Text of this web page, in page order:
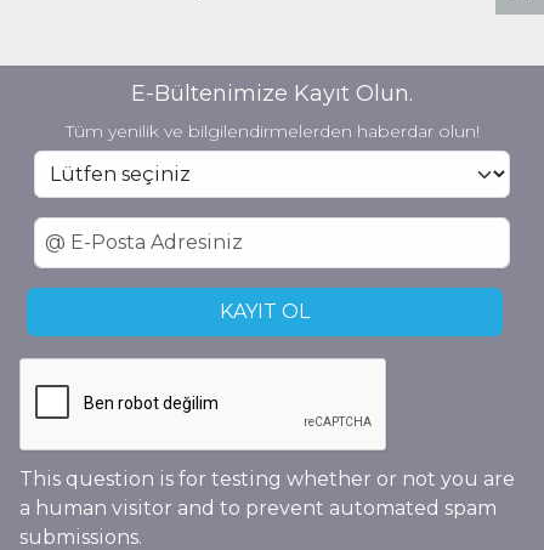
E-Bültenimize Kayıt Olun.
Tüm yenilik ve bilgilendirmelerden haberdar olun!
This question is for testing whether or not you are
a human visitor and to prevent automated spam
submissions.